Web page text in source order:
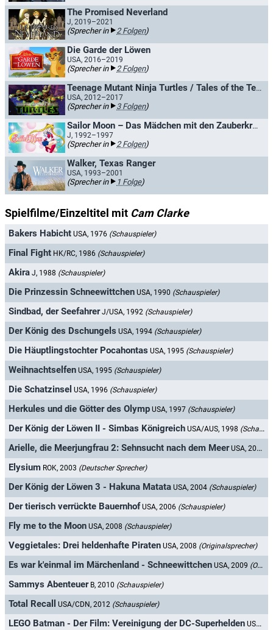
The Promised Neverland
J, 2019–2021
(Sprecher in 2 Folgen)
Die Garde der Löwen
USA, 2016–2019
(Sprecher in 2 Folgen)
Teenage Mutant Ninja Turtles / Tales of the Teenage Mutant Ninja Turtles
USA, 2012–2017
(Sprecher in 3 Folgen)
Sailor Moon – Das Mädchen mit den Zauberkräften
J, 1992–1997
(Sprecher in 2 Folgen)
Walker, Texas Ranger
USA, 1993–2001
(Sprecher in 1 Folge)
Spielfilme/Einzeltitel mit Cam Clarke
Bakers Habicht USA, 1976 (Schauspieler)
Final Fight HK/RC, 1986 (Schauspieler)
Akira J, 1988 (Schauspieler)
Die Prinzessin Schneewittchen USA, 1990 (Schauspieler)
Sindbad, der Seefahrer J/USA, 1992 (Schauspieler)
Der König des Dschungels USA, 1994 (Schauspieler)
Die Häuptlingstochter Pocahontas USA, 1995 (Schauspieler)
Weihnachtselfen USA, 1995 (Schauspieler)
Die Schatzinsel USA, 1996 (Schauspieler)
Herkules und die Götter des Olymp USA, 1997 (Schauspieler)
Der König der Löwen II - Simbas Königreich USA/AUS, 1998 (Schauspieler)
Arielle, die Meerjungfrau 2: Sehnsucht nach dem Meer USA, 2000
Elysium ROK, 2003 (Deutscher Sprecher)
Der König der Löwen 3 - Hakuna Matata USA, 2004 (Schauspieler)
Der tierisch verrückte Bauernhof USA, 2006 (Schauspieler)
Fly me to the Moon USA, 2008 (Schauspieler)
Veggietales: Drei heldenhafte Piraten USA, 2008 (Originalsprecher)
Es war k'einmal im Märchenland - Schneewittchen USA, 2009 (Originalsprecher)
Sammys Abenteuer B, 2010 (Schauspieler)
Total Recall USA/CDN, 2012 (Schauspieler)
LEGO Batman - Der Film: Vereinigung der DC-Superhelden USA/GB, 2013